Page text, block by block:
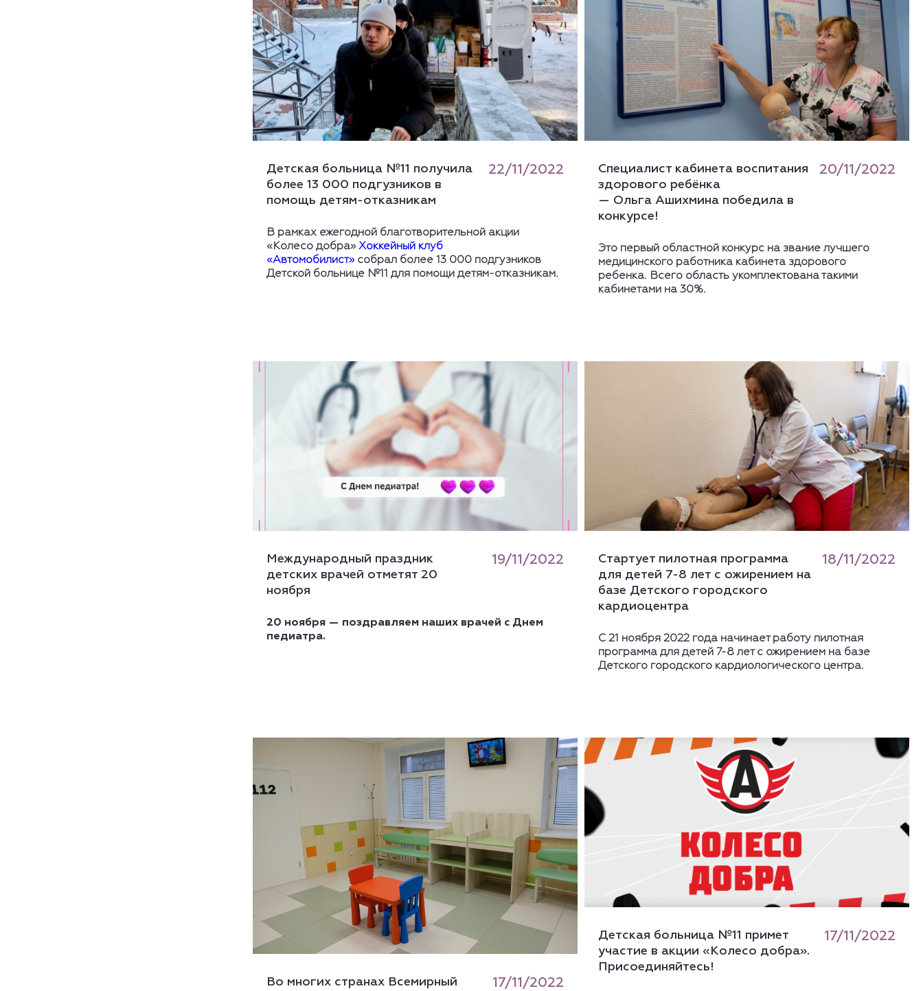
Детская больница №11 получила
более 13 000 подгузников в
помощь детям-отказникам
22/11/2022
В рамках ежегодной благотворительной акции
«Колесо добра»Хоккейный клуб
«Автомобилист»собрал более 13 000 подгузников
Детской больнице №11 для помощи детям-отказникам.
Специалист кабинета воспитания
здорового ребёнка
— Ольга Ашихмина победила в
конкурсе!
20/11/2022
Это первый областной конкурс на звание лучшего
медицинского работника кабинета здорового
ребенка. Всего область укомплектована такими
кабинетами на 30%.
Международный праздник
детских врачей отметят 20
ноября
19/11/2022
20 ноября — поздравляем наших врачей с Днем
педиатра.
Стартует пилотная программа
для детей 7-8 лет с ожирением на
базе Детского городского
кардиоцентра
18/11/2022
С 21 ноября 2022 года начинает работу пилотная
программа для детей 7-8 лет с ожирением на базе
Детского городского кардиологического центра.
Во многих странах Всемирный
17/11/2022
Детская больница №11 примет
участие в акции «Колесо добра».
Присоединяйтесь!
17/11/2022